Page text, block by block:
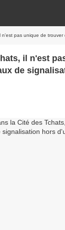
unique de trouver des
il n'est
de